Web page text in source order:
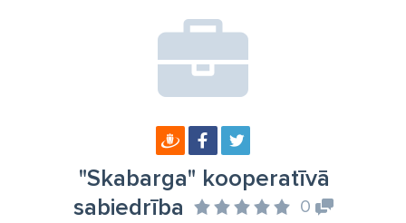
"Skabarga" kooperatīvā
sabiedrība
0